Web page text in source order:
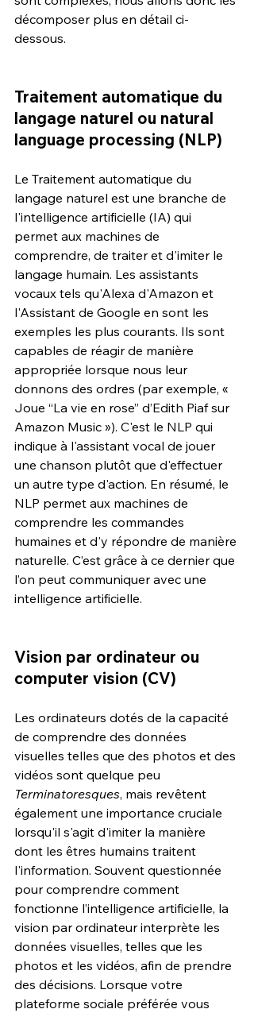
décomposer plus en détail ci-
dessous.
Traitement automatique du
langage naturel ou natural
language processing (NLP)
Le Traitement automatique du
langage naturel est une branche de
l'intelligence artificielle (IA) qui
permet aux machines de
comprendre, de traiter et d'imiter le
langage humain. Les assistants
vocaux tels qu'Alexa d'Amazon et
l'Assistant de Google en sont les
exemples les plus courants. Ils sont
capables de réagir de manière
appropriée lorsque nous leur
donnons des ordres (par exemple, «
Joue “La vie en rose” d’Edith Piaf sur
Amazon Music »). C'est le NLP qui
indique à l'assistant vocal de jouer
une chanson plutôt que d'effectuer
un autre type d'action. En résumé, le
NLP permet aux machines de
comprendre les commandes
humaines et d'y répondre de manière
naturelle. C’est grâce à ce dernier que
l’on peut communiquer avec une
intelligence artificielle.
Vision par ordinateur ou
computer vision (CV)
Les ordinateurs dotés de la capacité
de comprendre des données
visuelles telles que des photos et des
vidéos sont quelque peu
Terminatoresques, mais revêtent
également une importance cruciale
lorsqu'il s'agit d'imiter la manière
dont les êtres humains traitent
l'information. Souvent questionnée
pour comprendre comment
fonctionne l’intelligence artificielle, la
vision par ordinateur interprète les
données visuelles, telles que les
photos et les vidéos, afin de prendre
des décisions. Lorsque votre
plateforme sociale préférée vous